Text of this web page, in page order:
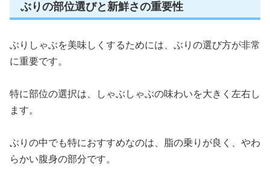
ぶりの部位選びと新鮮さの重要性
ぶりしゃぶを美味しくするためには、ぶりの選び方が非常
に重要です。
特に部位の選択は、しゃぶしゃぶの味わいを大きく左右し
ます。
ぶりの中でも特におすすめなのは、脂の乗りが良く、やわ
らかい腹身の部分です。